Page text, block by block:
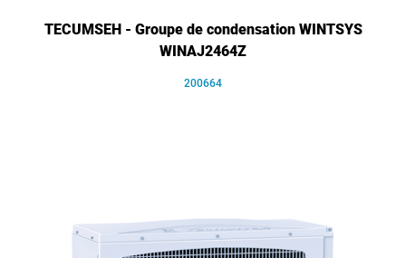
TECUMSEH - Groupe de condensation WINTSYS
WINAJ2464Z
200664